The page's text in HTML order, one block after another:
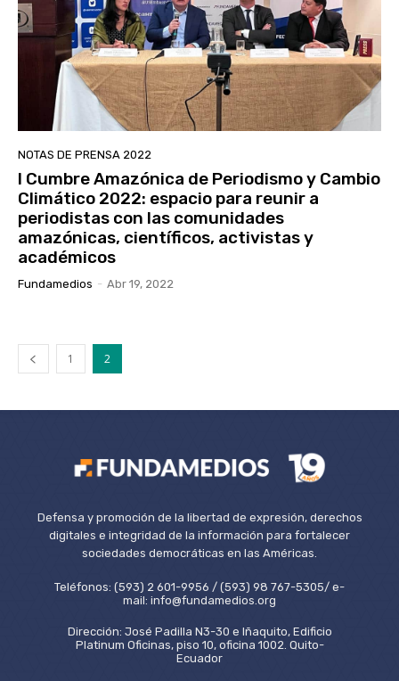
NOTAS DE PRENSA 2022
I Cumbre Amazónica de Periodismo y Cambio
Climático 2022: espacio para reunir a
periodistas con las comunidades
amazónicas, científicos, activistas y
académicos
Fundamedios - Abr 19, 2022
1 2
Defensa y promoción de la libertad de expresión, derechos
digitales e integridad de la información para fortalecer
sociedades democráticas en las Américas.
Teléfonos: (593) 2 601-9956 / (593) 98 767-5305/ e-
mail: info@fundamedios.org
Dirección: José Padilla N3-30 e Iñaquito, Edificio
Platinum Oficinas, piso 10, oficina 1002. Quito-
Ecuador